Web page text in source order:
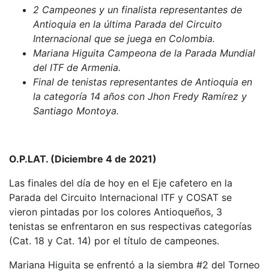
2 Campeones y un finalista representantes de
Antioquia en la última Parada del Circuito
Internacional que se juega en Colombia.
Mariana Higuita Campeona de la Parada Mundial
del ITF de Armenia.
Final de tenistas representantes de Antioquia en
la categoría 14 años con Jhon Fredy Ramírez y
Santiago Montoya.
O.P.LAT. (Diciembre 4 de 2021)
Las finales del día de hoy en el Eje cafetero en la
Parada del Circuito Internacional ITF y COSAT se
vieron pintadas por los colores Antioqueños, 3
tenistas se enfrentaron en sus respectivas categorías
(Cat. 18 y Cat. 14) por el título de campeones.
Mariana Higuita se enfrentó a la siembra #2 del Torneo